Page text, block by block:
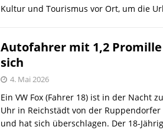
Kultur und Tourismus vor Ort, um die
Autofahrer mit 1,2
sich
4. Mai 2026
Ein VW Fox (Fahrer 18) ist in der Nacht
Uhr in Reichstädt von der Ruppendorfer
und hat sich überschlagen. Der 18-